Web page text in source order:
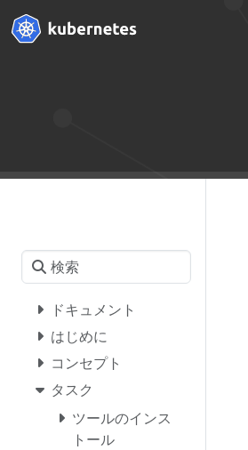
ドキュメント
はじめに
コンセプト
タスク
ツールのインス
トール